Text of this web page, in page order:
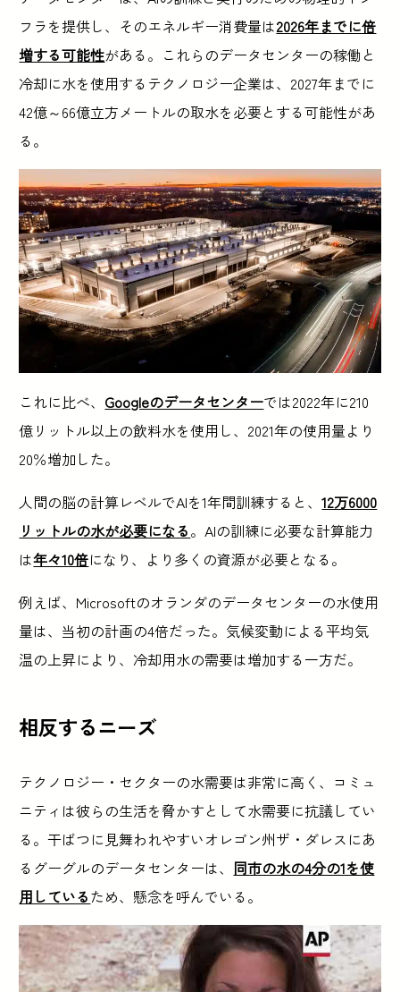
フラを提供し、そのエネルギー消費量は2026年までに倍
増する可能性がある。これらのデータセンターの稼働と
冷却に水を使用するテクノロジー企業は、2027年までに
42億～66億立方メートルの取水を必要とする可能性があ
る。
これに比べ、 Googleのデータセンターでは2022年に210
億リットル以上の飲料水を使用し、2021年の使用量より
20％増加した。
人間の脳の計算レベルでAIを1年間訓練すると、12万6000
リットルの水が必要になる。AIの訓練に必要な計算能力
は年々10倍になり、より多くの資源が必要となる。
例えば、Microsoftのオランダのデータセンターの水使用
量は、当初の計画の4倍だった。気候変動による平均気
温の上昇により、冷却用水の需要は増加する一方だ。
相反するニーズ
テクノロジー・セクターの水需要は非常に高く、コミュ
ニティは彼らの生活を脅かすとして水需要に抗議してい
る。干ばつに見舞われやすいオレゴン州ザ・ダレスにあ
るグーグルのデータセンターは、 同市の水の4分の1を使
用しているため、懸念を呼んでいる。